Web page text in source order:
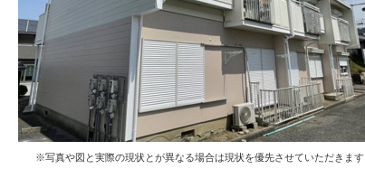
※写真や図と実際の現状とが異なる場合は現状を優先させていただきます